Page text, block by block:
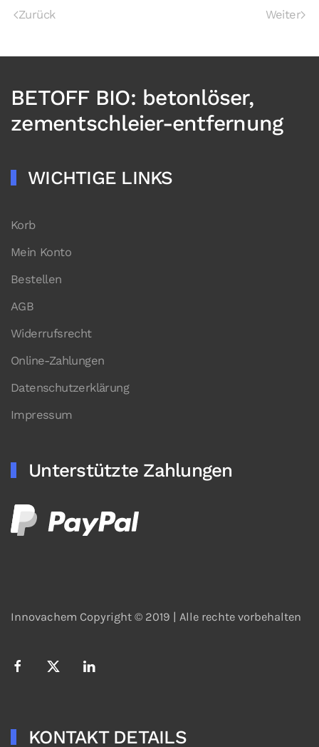
Zurück Weiter
BETOFF BIO: betonlöser,
zementschleier-entfernung
WICHTIGE LINKS
Korb
Mein Konto
Bestellen
AGB
Widerrufsrecht
Online-Zahlungen
Datenschutzerklärung
Impressum
Unterstützte Zahlungen
Innovachem Copyright © 2019 | Alle rechte vorbehalten
KONTAKT DETAILS